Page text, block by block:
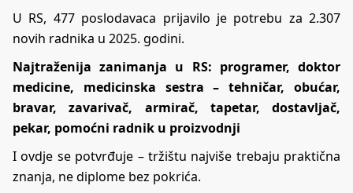
U RS, 477 poslodavaca prijavilo je potrebu za 2.307
novih radnika u 2025. godini.
Najtraženija zanimanja u RS: programer, doktor
medicine, medicinska sestra – tehničar, obućar,
bravar, zavarivač, armirač, tapetar, dostavljač,
pekar, pomoćni radnik u proizvodnji
I ovdje se potvrđuje – tržištu najviše trebaju praktična
znanja, ne diplome bez pokrića.